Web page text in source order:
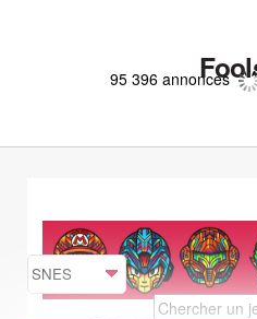
95 396 annonces